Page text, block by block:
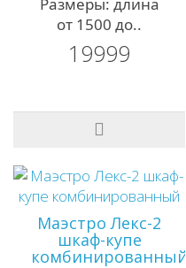
от 1500 до..
19999
Маэстро Лекс-2
шкаф-купе
комбинированный